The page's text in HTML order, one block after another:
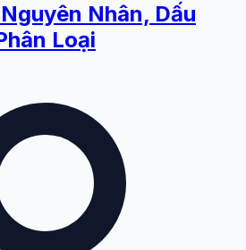
Nhân, Dấu
Loại